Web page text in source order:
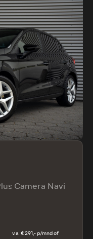
Camera Navi
v.a. € 291,- p/mnd of